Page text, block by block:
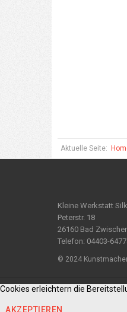
Aktuelle Seite:
Kleine Werkstatt
Peterstr. 18
26160 Bad
Telefon: 04403-
© 2024
Cookies erleichtern die
AKZEPTIEREN